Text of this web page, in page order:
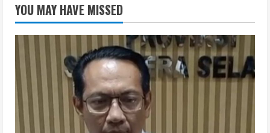
YOU MAY HAVE MISSED